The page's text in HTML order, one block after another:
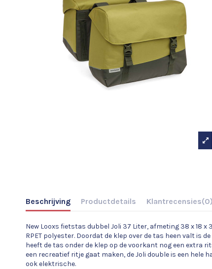
Beschrijving Productdetails Klantrecensies(0)
New Looxs fietstas dubbel Joli 37 Liter, afmeting 38 x 18
RPET polyester. Doordat de klep over de tas heen valt is
heeft de tas onder de klep op de voorkant nog een extra
een recreatief ritje gaat maken, de Joli double is een
ook elektrische.